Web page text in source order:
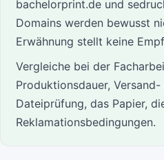
bachelorprint.de und
Domains werden bewusst
Erwähnung stellt keine
Vergleiche bei der
Produktionsdauer,
Dateiprüfung, das Papier,
Reklamationsbedingungen.